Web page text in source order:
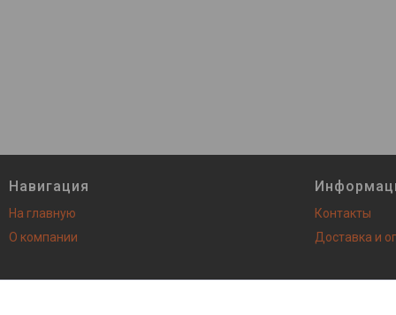
Навигация
На главную
О компании
Контакты
Доставка и